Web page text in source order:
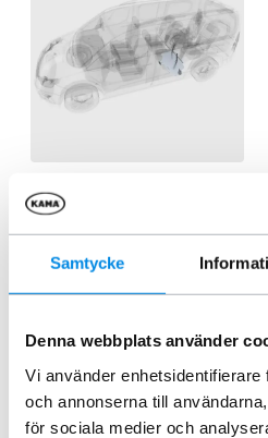
Samtycke
Denna webbplats använder
Vi använder
och annonserna till
för sociala medier och
Underkörningsskydd tank
Berlingo/Combo/Partner/Proace
Lägg i varukorg